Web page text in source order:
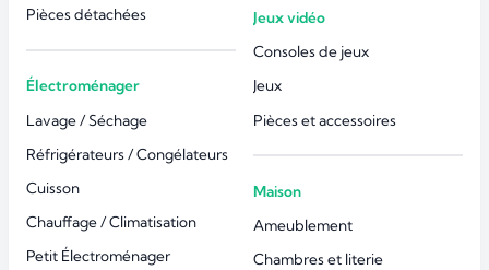
Pièces détachées
Électroménager
Lavage / Séchage
Réfrigérateurs / Congélateurs
Cuisson
Chauffage / Climatisation
Petit Électroménager
Jeux vidéo
Consoles de jeux
Jeux
Pièces et accessoires
Maison
Ameublement
Chambres et literie